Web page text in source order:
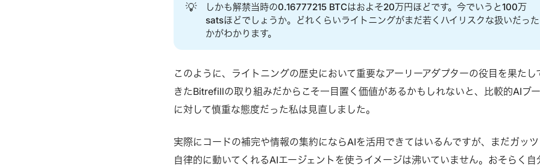
💡
しかも解禁当時の0.16777215 BTCはおよそ20万円ほどです。今でいうと100万
satsほどでしょうか。どれくらいライトニングがまだ若くハイリスクな扱いだった
かがわかります。
このように、ライトニングの歴史において重要なアーリーアダプターの役目を果たし
きたBitrefillの取り組みだからこそ一目置く価値があるかもしれないと、比較的AIブ
に対して慎重な態度だった私は見直しました。
実際にコードの補完や情報の集約にならAIを活用できてはいるんですが、まだガッツ
自律的に動いてくれるAIエージェントを使うイメージは沸いていません。おそらく自